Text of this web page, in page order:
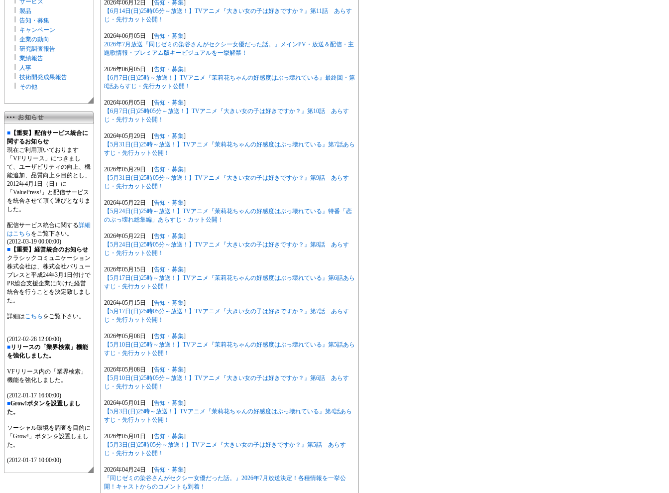
サービス
製品
告知・募集
キャンペーン
企業の動向
研究調査報告
業績報告
人事
技術開発成果報告
その他
■ 【重要】配信サービス統合に
関するお知らせ
現在ご利用頂いております
「VFリリース」につきまし
て、ユーザビリティの向上、機
能追加、品質向上を目的とし、
2012年4月1日（日）に
「ValuePress!」と配信サービス
を統合させて頂く運びとなりま
した。
配信サービス統合に関する詳細
はこちら をご覧下さい。
(2012-03-19 00:00:00)
■ 【重要】経営統合のお知らせ
クラシックコミュニケーション
株式会社は、株式会社バリュー
プレスと平成24年3月1日付けで
PR総合支援企業に向けた経営
統合を行うことを決定致しまし
た。
詳細はこちら をご覧下さい。
(2012-02-28 12:00:00)
■リリースの「業界検索」機能
を強化しました。
VFリリース内の「業界検索」
機能を強化しました。
(2012-01-17 16:00:00)
■Grow!ボタンを設置しまし
た。
ソーシャル環境を調査を目的に
「Grow!」ボタンを設置しまし
た。
(2012-01-17 10:00:00)
2026年06月12日 [告知・募集]
【6月14日(日)25時05分～放送！】TVアニメ『大きい女の子は好きですか？』第11話 あらす
じ・先行カット公開！
2026年06月05日 [告知・募集]
2026年7月放送『同じゼミの染谷さんがセクシー女優だった話。』メインPV・放送＆配信・主
題歌情報・プレミアム版キービジュアルを一挙解禁！
2026年06月05日 [告知・募集]
【6月7日(日)25時～放送！】TVアニメ『茉莉花ちゃんの好感度はぶっ壊れている』最終回・第
8話あらすじ・先行カット公開！
2026年06月05日 [告知・募集]
【6月7日(日)25時05分～放送！】TVアニメ『大きい女の子は好きですか？』第10話 あらす
じ・先行カット公開！
2026年05月29日 [告知・募集]
【5月31日(日)25時～放送！】TVアニメ『茉莉花ちゃんの好感度はぶっ壊れている』第7話あら
すじ・先行カット公開！
2026年05月29日 [告知・募集]
【5月31日(日)25時05分～放送！】TVアニメ『大きい女の子は好きですか？』第9話 あらす
じ・先行カット公開！
2026年05月22日 [告知・募集]
【5月24日(日)25時～放送！】TVアニメ『茉莉花ちゃんの好感度はぶっ壊れている』特番「恋
のぶっ壊れ総集編」あらすじ・カット公開！
2026年05月22日 [告知・募集]
【5月24日(日)25時05分～放送！】TVアニメ『大きい女の子は好きですか？』第8話 あらす
じ・先行カット公開！
2026年05月15日 [告知・募集]
【5月17日(日)25時～放送！】TVアニメ『茉莉花ちゃんの好感度はぶっ壊れている』第6話あら
すじ・先行カット公開！
2026年05月15日 [告知・募集]
【5月17日(日)25時05分～放送！】TVアニメ『大きい女の子は好きですか？』第7話 あらす
じ・先行カット公開！
2026年05月08日 [告知・募集]
【5月10日(日)25時～放送！】TVアニメ『茉莉花ちゃんの好感度はぶっ壊れている』第5話あら
すじ・先行カット公開！
2026年05月08日 [告知・募集]
【5月10日(日)25時05分～放送！】TVアニメ『大きい女の子は好きですか？』第6話 あらす
じ・先行カット公開！
2026年05月01日 [告知・募集]
【5月3日(日)25時～放送！】TVアニメ『茉莉花ちゃんの好感度はぶっ壊れている』第4話あら
すじ・先行カット公開！
2026年05月01日 [告知・募集]
【5月3日(日)25時05分～放送！】TVアニメ『大きい女の子は好きですか？』第5話 あらす
じ・先行カット公開！
2026年04月24日 [告知・募集]
『同じゼミの染谷さんがセクシー女優だった話。』2026年7月放送決定！各種情報を一挙公
開！キャストからのコメントも到着！